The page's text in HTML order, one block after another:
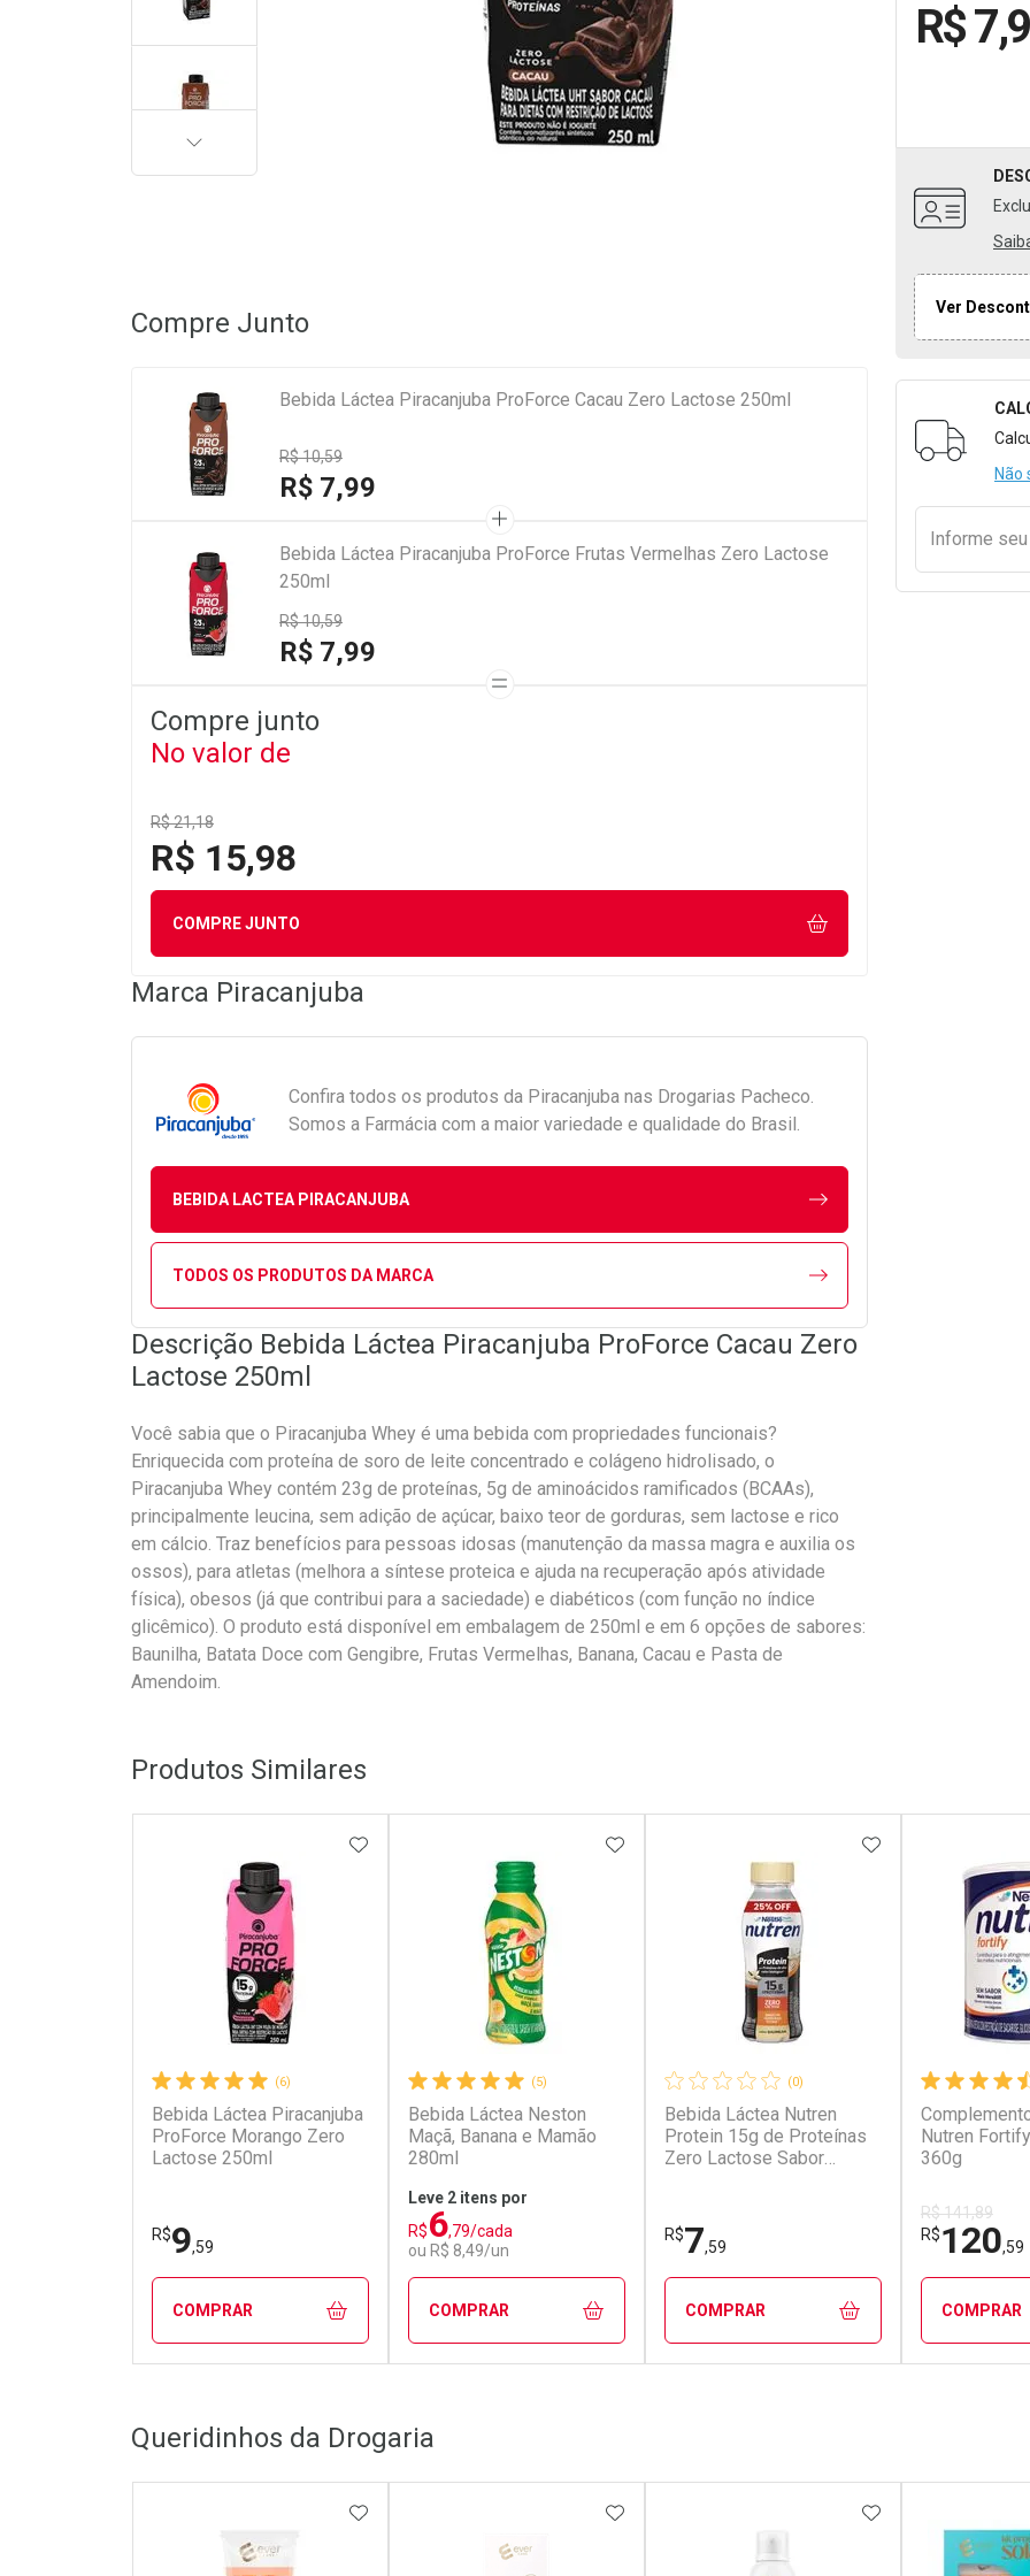
R$
Ver
Não
Informe seu
PRÓXIMA
Compre Junto
Bebida Láctea Piracanjuba ProForce Cacau Zero Lactose 250ml
R$ 10,59
R$ 7,99
Bebida Láctea Piracanjuba ProForce Frutas Vermelhas Zero Lactose
250ml
R$ 10,59
R$ 7,99
Compre junto
No valor de
R$ 21,18
R$ 15,98
COMPRE JUNTO
Marca Piracanjuba
Confira todos os produtos da Piracanjuba nas Drogarias Pacheco.
Somos a Farmácia com a maior variedade e qualidade do Brasil.
BEBIDA LACTEA PIRACANJUBA
TODOS OS PRODUTOS DA MARCA
Descrição Bebida Láctea Piracanjuba ProForce Cacau Zero
Lactose 250ml
Você sabia que o Piracanjuba Whey é uma bebida com propriedades funcionais?
Enriquecida com proteína de soro de leite concentrado e colágeno hidrolisado, o
Piracanjuba Whey contém 23g de proteínas, 5g de aminoácidos ramificados (BCAAs),
principalmente leucina, sem adição de açúcar, baixo teor de gorduras, sem lactose e rico
em cálcio. Traz benefícios para pessoas idosas (manutenção da massa magra e auxilia os
ossos), para atletas (melhora a síntese proteica e ajuda na recuperação após atividade
física), obesos (já que contribui para a saciedade) e diabéticos (com função no índice
glicêmico). O produto está disponível em embalagem de 250ml e em 6 opções de sabores:
Baunilha, Batata Doce com Gengibre, Frutas Vermelhas, Banana, Cacau e Pasta de
Amendoim.
Produtos Similares
(6)
Bebida Láctea Piracanjuba
ProForce Morango Zero
Lactose 250ml
R$9,59
ADICIONAR AOS FAVORITOS
COMPRAR
Laboratório
Por Menos
(5)
Bebida Láctea Neston
Maçã, Banana e Mamão
280ml
Leve 2 itens por
R$6,79/cada
ou R$ 8,49/un
ADICIONAR AOS FAVORITOS
COMPRAR
Laboratório
Por Menos
(0)
Bebida Láctea Nutren
Protein 15g de Proteínas
Zero Lactose Sabor
R$7,59
ADICIONAR AOS
COMPRAR
Nutren
360g
R$ 141,89
R$120,59
COMPRAR
Queridinhos da Drogaria
ADICIONAR AOS FAVORITOSADICIONAR AOS FAVORITOSADICIONAR AOS